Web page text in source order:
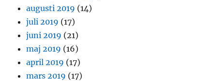
augusti 2019 (14)
juli 2019 (17)
juni 2019 (21)
maj 2019 (16)
april 2019 (17)
mars 2019 (17)